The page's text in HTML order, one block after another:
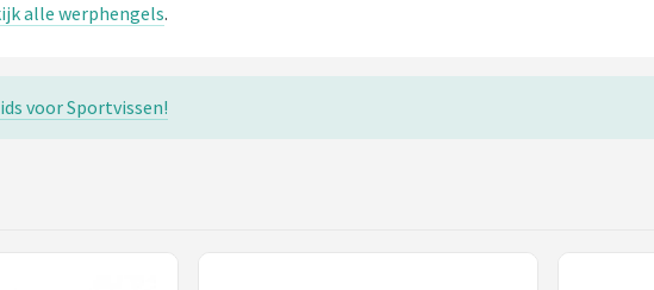
alle werphengels.
voor Sportvissen!